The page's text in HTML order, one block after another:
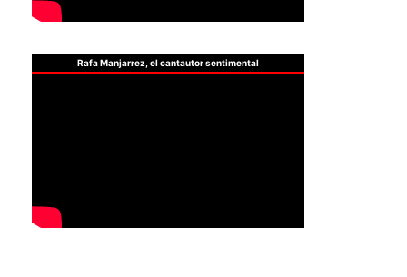
Rafa Manjarrez, el cantautor sentimental